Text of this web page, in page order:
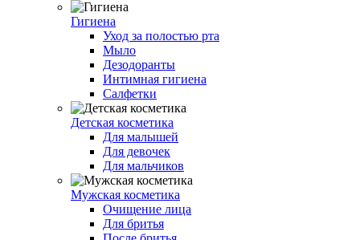
Гигиена
Уход за полостью рта
Мыло
Дезодоранты
Интимная гигиена
Салфетки
Детская косметика
Для малышей
Для девочек
Для мальчиков
Мужская косметика
Очищение лица
Для бритья